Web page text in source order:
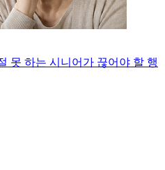
못 하는 시니어가 끊어야 할 행